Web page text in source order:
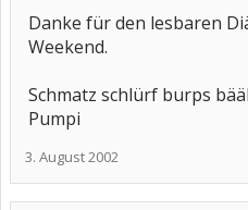
Danke für den lesbaren
Weekend.
Schmatz schlürf burps
Pumpi
3. August 2002